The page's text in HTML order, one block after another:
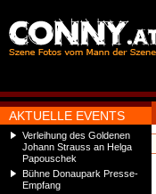
AKTUELLE EVENTS
Verleihung des Goldenen
Johann Strauss an Helga
Papouschek
Bühne Donaupark Presse-
Empfang